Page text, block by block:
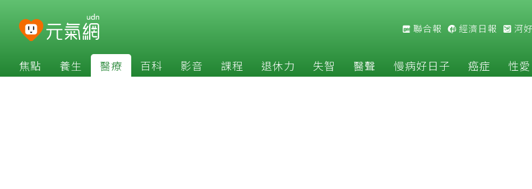
聯合報 經濟日報 河
焦點 養生 醫療 百科 影音 課程 退休力 失智 醫聲 慢病好日子 癌症 性愛